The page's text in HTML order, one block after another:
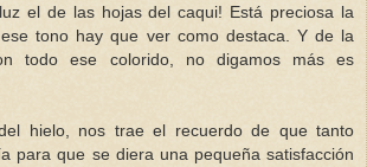
el de las hojas del caqui! Está preciosa la
tono hay que ver como destaca. Y de la
todo ese colorido, no digamos más es
hielo, nos trae el recuerdo de que tanto
para que se diera una pequeña satisfacción